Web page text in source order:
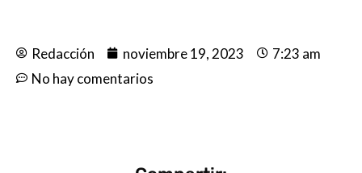
Redacción noviembre 19, 2023
7:23 am
No hay comentarios